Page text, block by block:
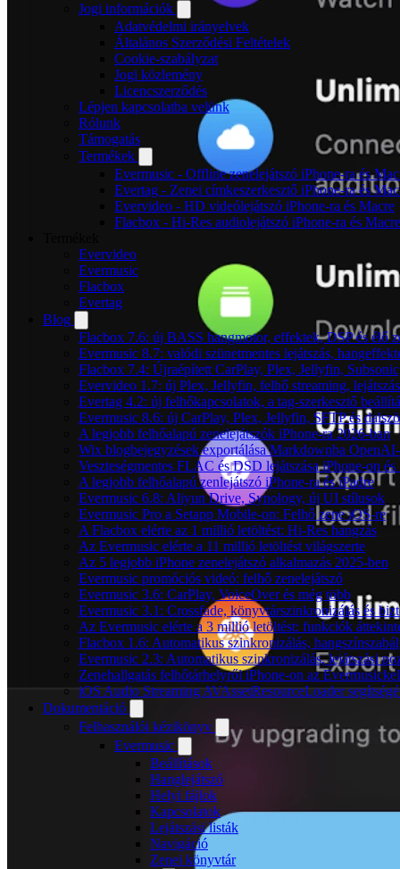
Jogi információk
Adatvédelmi irányelvek
Általános Szerződési Feltételek
Cookie-szabályzat
Jogi közlemény
Licencszerződés
Lépjen kapcsolatba velünk
Rólunk
Támogatás
Termékek
Evermusic - Offline zenelejátszó iPhone-ra és
Evertag - Zenei címkeszerkesztő iPhone-ra és
Evervideo - HD videólejátszó iPhone-ra és Macre
Flacbox - Hi-Res audiolejátszó iPhone-ra és Macre
Evervideo
Evermusic
Flacbox
Evertag
Blog
Flacbox 7.6: új BASS hangmotor, effektek, DSP és élő
Evermusic 8.7: valódi szünetmentes lejátszás,
Flacbox 7.4: Újraépített CarPlay, Plex, Jellyfin,
Evervideo 1.7: új Plex, Jellyfin, felhő streaming,
Evertag 4.2: új felhőkapcsolatok, a tag-szerkesztő
Evermusic 8.6: új CarPlay, Plex, Jellyfin, SFTP és
A legjobb felhőalapú zenelejátszók iPhone-ra 2026-ban
Wix blogbejegyzések exportálása Markdownba
Veszteségmentes FLAC és DSD lejátszása iPhone-on
A legjobb felhőalapú zenlejátszó iPhone-ra és iPadre
Evermusic 6.8: Aliyun Drive, Synology, új UI stílusok
Evermusic Pro a Setapp Mobile-on: Felhő zene iOS-re
A Flacbox elérte az 1 millió letöltést: Hi-Res hangzás
Az Evermusic elérte a 11 millió letöltést világszerte
Az 5 legjobb iPhone zenelejátszó alkalmazás 2025-ben
Evermusic promóciós videó: felhő zenelejátszó
Evermusic 3.6: CarPlay, VoiceOver és még több
Evermusic 3.1: Crossfade, könyvtárszinkronizálás és
Az Evermusic elérte a 3 millió letöltést: funkciók
Flacbox 1.6: Automatikus szinkronizálás,
Evermusic 2.3: Automatikus szinkronizálás, lejátszási
Zenehallgatás felhőtárhelyről iPhone-on az Evermusickel
iOS Audio Streaming AVAssetResourceLoader
Dokumentáció
Felhasználói kézikönyv
Evermusic
Beállítások
Hanglejátszó
Helyi fájlok
Kapcsolatok
Lejátszási listák
Navigáció
Zenei könyvtár